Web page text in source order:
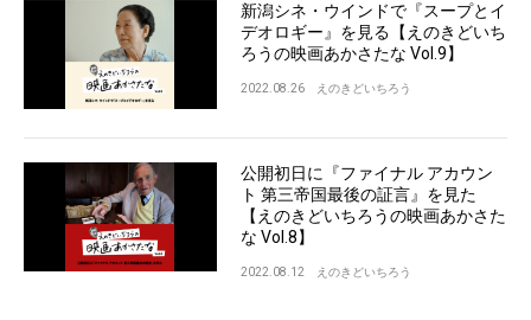
新潟シネ・ウインドで『スープとイ
デオロギー』を見る【えのきどいち
ろうの映画あかさたな Vol.9】
2022.08.26 えのきどいちろう
公開初日に『ファイナル アカウン
ト 第三帝国最後の証言』を見た
【えのきどいちろうの映画あかさた
な Vol.8】
2022.08.12 えのきどいちろう